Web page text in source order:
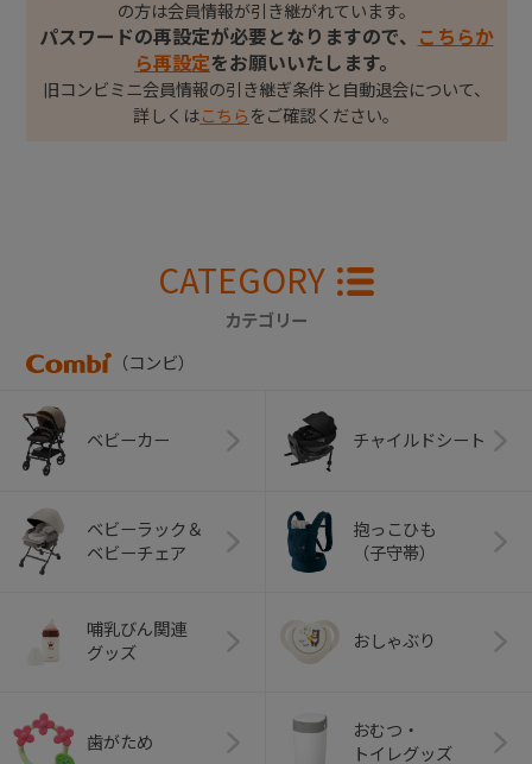
の方は会員情報が引き継がれています。
パスワードの再設定が必要となりますので、
こちらか
ら再設定をお願いいたします。
旧コンビミニ会員情報の引き継ぎ条件と自動退会について、
詳しくはこちら をご確認ください。
CATEGORY
カテゴリー
（コンビ）
ベビーカー チャイルドシート
ベビーラック＆
ベビーチェア
抱っこひも
（子守帯）
哺乳びん関連
グッズ
おしゃぶり
歯がため
おむつ・
トイレグッズ